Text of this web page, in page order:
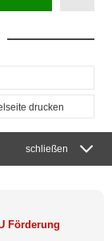
drucken
schließen
Förderung